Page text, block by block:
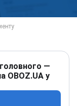
—
OBOZ.UA у